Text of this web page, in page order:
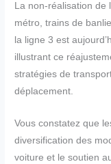
La non-réalisation de
métro, trains de
la ligne 3 est
illustrant ce
stratégies de
déplacement.
Vous constatez que
diversification des
voiture et le soutien